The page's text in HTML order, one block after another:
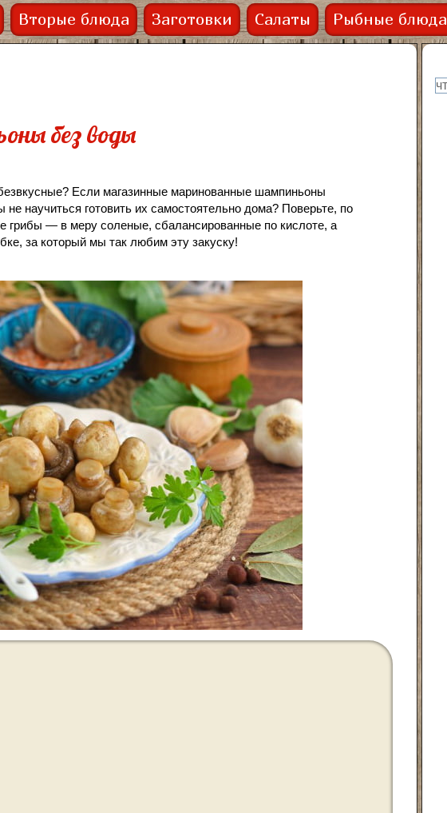
Вторые блюда Заготовки Салаты Рыбные блюда
без воды
Если магазинные маринованные шампиньоны
научиться готовить их самостоятельно дома? Поверьте, по
грибы — в меру соленые, сбалансированные по кислоте, а
за который мы так любим эту закуску!